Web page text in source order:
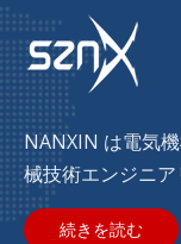
NANXIN は電気
械技術エンジニア
続きを読む